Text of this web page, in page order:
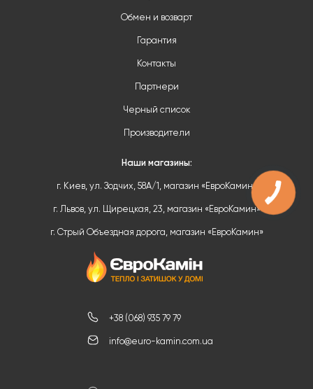
+38 (068) 935 79 79
info@euro-kamin.com.ua
Обмен и возварт
Гарантия
Контакты
Партнери
Черный список
Производители
Наши магазины:
г. Киев, ул. Зодчих, 58А/1, магазин «ЕвроКамин»
г. Львов, ул. Щирецкая, 23, магазин «ЕвроКамин»
г. Стрый Объездная дорога, магазин «ЕвроКамин»